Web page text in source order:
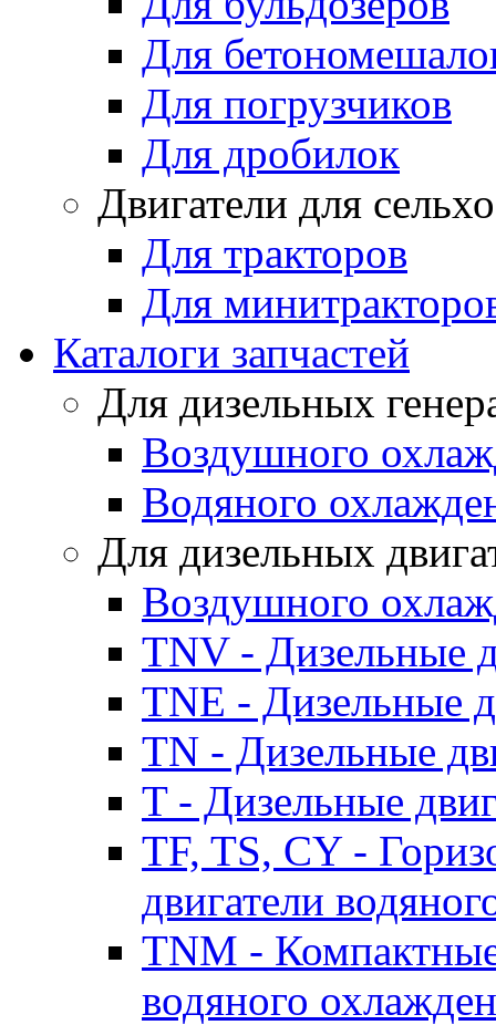
Для
Для погрузчиков
Для дробилок
Двигатели для
Для тракторов
Для
Каталоги запчастей
Для дизельных
Воздушного
Водяного
Для дизельных
Воздушного
TNV - Дизельные
TNE - Дизельные
TN - Дизельные
T - Дизельные
TF, TS, CY -
двигатели
TNM -
водяного